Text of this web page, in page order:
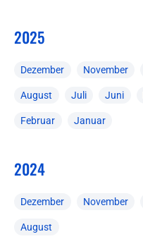
2025
Dezember November
August Juli Juni
Februar Januar
2024
Dezember November
August